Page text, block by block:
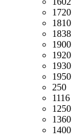
1720
1810
1838
1900
1920
1930
1950
250
1116
1250
1360
1400